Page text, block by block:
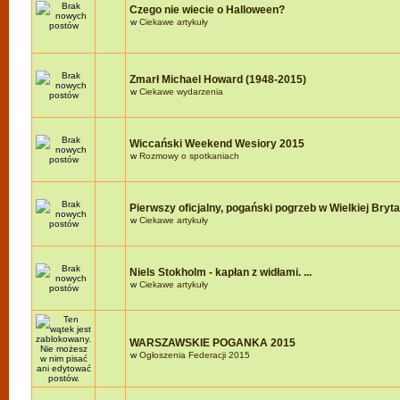
Czego nie wiecie o Halloween?
wCiekawe artykuły
Zmarł Michael Howard (1948-2015)
wCiekawe wydarzenia
Wiccański Weekend Wesiory 2015
wRozmowy o spotkaniach
Pierwszy oficjalny, pogański pogrzeb w Wielkiej
wCiekawe artykuły
Niels Stokholm - kapłan z widłami. ...
wCiekawe artykuły
WARSZAWSKIE POGANKA 2015
wOgłoszenia Federacji 2015